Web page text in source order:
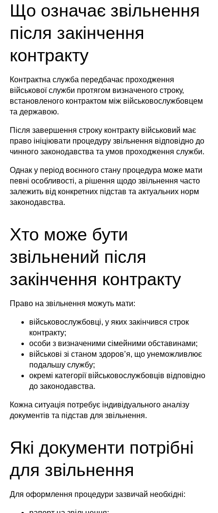
Що означає звільнення
після закінчення
контракту
Контрактна служба передбачає проходження
військової служби протягом визначеного строку,
встановленого контрактом між військовослужбовцем
та державою.
Після завершення строку контракту військовий має
право ініціювати процедуру звільнення відповідно до
чинного законодавства та умов проходження служби.
Однак у період воєнного стану процедура може мати
певні особливості, а рішення щодо звільнення часто
залежить від конкретних підстав та актуальних норм
законодавства.
Хто може бути
звільнений після
закінчення контракту
Право на звільнення можуть мати:
військовослужбовці, у яких закінчився строк
контракту;
особи з визначеними сімейними обставинами;
військові зі станом здоров’я, що унеможливлює
подальшу службу;
окремі категорії військовослужбовців відповідно
до законодавства.
Кожна ситуація потребує індивідуального аналізу
документів та підстав для звільнення.
Які документи потрібні
для звільнення
Для оформлення процедури зазвичай необхідні: